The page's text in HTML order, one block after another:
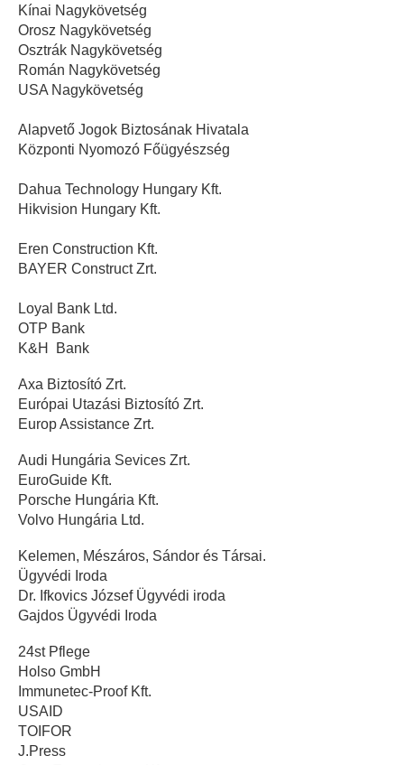
Kínai Nagykövetség
Orosz Nagykövetség
Osztrák Nagykövetség
Román Nagykövetség
USA Nagykövetség
Alapvető Jogok Biztosának Hivatala
Központi Nyomozó Főügyészség
Dahua Technology Hungary Kft.
Hikvision Hungary Kft.
Eren Construction Kft.
BAYER Construct Zrt.
Loyal Bank Ltd.
OTP Bank
K&H Bank
Axa Biztosító Zrt.
Európai Utazási Biztosító Zrt.
Europ Assistance Zrt.
Audi Hungária Sevices Zrt.
EuroGuide Kft.
Porsche Hungária Kft.
Volvo Hungária Ltd.
Kelemen, Mészáros, Sándor és Társai.
Ügyvédi Iroda
Dr. Ifkovics József Ügyvédi iroda
Gajdos Ügyvédi Iroda
24st Pflege
Holso GmbH
Immunetec-Proof Kft.
USAID
TOIFOR
J.Press